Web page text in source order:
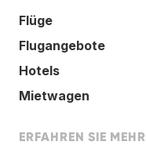
Flüge
Flugangebote
Hotels
Mietwagen
ERFAHREN SIE MEHR